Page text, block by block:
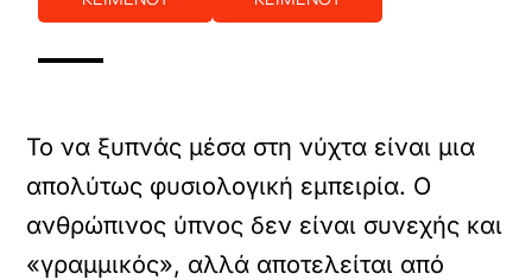
Το να ξυπνάς μέσα στη νύχτα είναι μια
απολύτως φυσιολογική εμπειρία. Ο
ανθρώπινος ύπνος δεν είναι συνεχής και
«γραμμικός», αλλά αποτελείται από